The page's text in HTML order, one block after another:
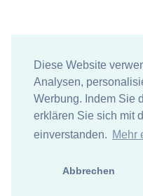
Diese Website
Analysen,
Werbung. Indem Sie
erklären Sie sich mit
einverstanden. Mehr
Abbrechen